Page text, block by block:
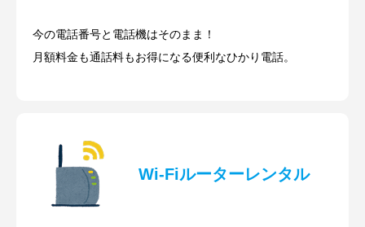
今の電話番号と電話機はそのまま！
月額料金も通話料もお得になる便利なひかり電話。
Wi-Fiルーターレンタル